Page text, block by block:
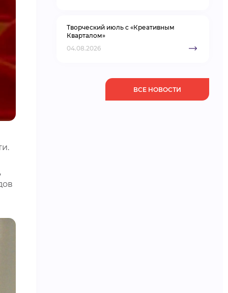
Творческий июль с «Креативным
Кварталом»
04.08.2026
ВСЕ НОВОСТИ